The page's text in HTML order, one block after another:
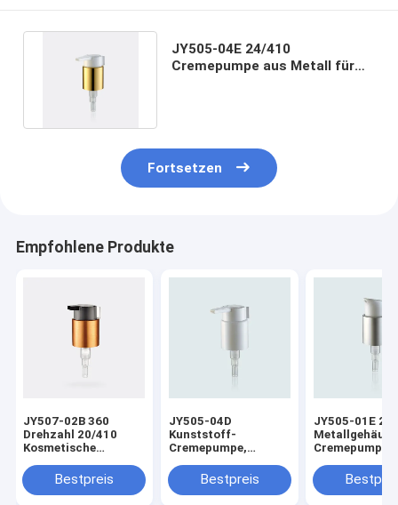
JY505-04E 24/410
Cremepumpe aus Metall für
Fortsetzen
Empfohlene Produkte
JY507-02B 360
Drehzahl 20/410
Kosmetische
Creme Pump mit Clip
Bestpreis
JY505-04D
Kunststoff-
Cremepumpe,
Behandlungspumpen
24/410
Bestpreis
JY505-01E
Behandlungen